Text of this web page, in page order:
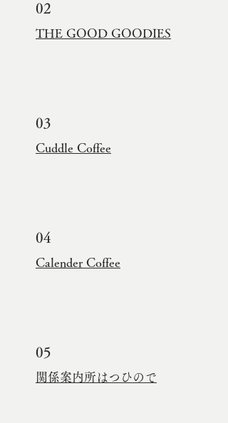
02
THE GOOD GOODIES
03
Cuddle Coffee
04
Calender Coffee
05
関係案内所はつひので